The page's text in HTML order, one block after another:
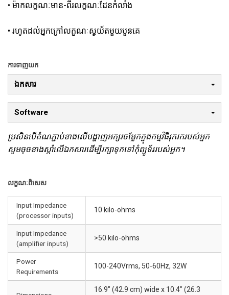
• ម៉ាកលក្ខណៈមាន-ពីរលក្ខណៈដែនកំលាំង
• រហូតដល់អ្នកក្រៅលក្ខណៈស្វយ័តមួយបួនគេ
ការទាញយក
ឯកសារ
Software
ប្រសិនបើតំណភ្ជាប់ខាងលើបង្ហាញអក្សរចម្លែកក្នុងកម្មវិធីរុករករបស់អ្នក
សូមចុចខាងស្តាំលើឯកសារដើម្បីរក្សាទុកទៅកុំព្យូទ័ររបស់អ្នក។
លក្ខណៈពិសេស
Input Impedance
(processor inputs)
10 kilo-ohms
Input Impedance
(amplifier inputs)
>50 kilo-ohms
Power
Requirements
100-240Vrms, 50-60Hz, 32W
16.9" (42.9 cm) wide x 10.4" (26.3